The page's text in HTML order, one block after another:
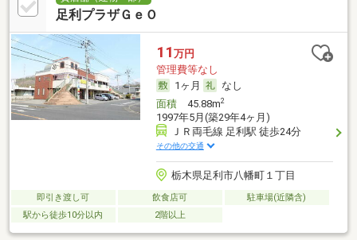
足利プラザＧｅＯ
11 万円
管理費等なし
1ヶ月
なし
面積45.88m2
1997年5月(築29年4ヶ月)
ＪＲ両毛線 足利駅 徒歩24分
その他の交通
栃木県足利市八幡町１丁目
即引き渡し可 飲食店可
駐車場(近隣含)
駅から徒歩10分以内
2階以上